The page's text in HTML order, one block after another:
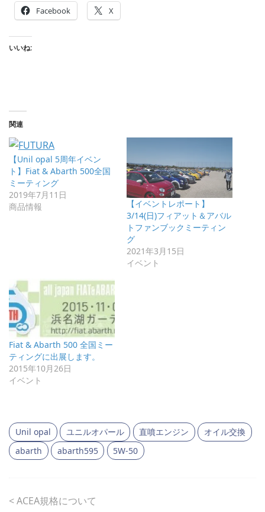
Facebook X
いいね:
関連
【Unil opal 5周年イベン
ト】Fiat & Abarth 500全国
ミーティング
2019年7月11日
商品情報
【イベントレポート】
3/14(日)フィアット＆アバル
トファンブックミーティン
グ
2021年3月15日
イベント
Fiat & Abarth 500 全国ミー
ティングに出展します。
2015年10月26日
イベント
Unil opal ユニルオパール 直噴エンジン
オイル交換
abarth
abarth595 5W-50
<ACEA規格について